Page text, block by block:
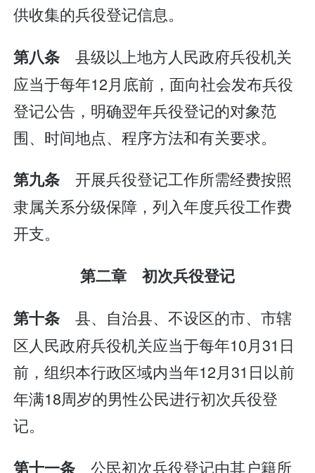
供收集的兵役登记信息。
第八条县级以上地方人民政府兵役机关
应当于每年12月底前，面向社会发布兵役
登记公告，明确翌年兵役登记的对象范
围、时间地点、程序方法和有关要求。
第九条开展兵役登记工作所需经费按照
隶属关系分级保障，列入年度兵役工作费
开支。
第二章 初次兵役登记
第十条县、自治县、不设区的市、市辖
区人民政府兵役机关应当于每年10月31日
前，组织本行政区域内当年12月31日以前
年满18周岁的男性公民进行初次兵役登
记。
第十一条公民初次兵役登记由其户籍所